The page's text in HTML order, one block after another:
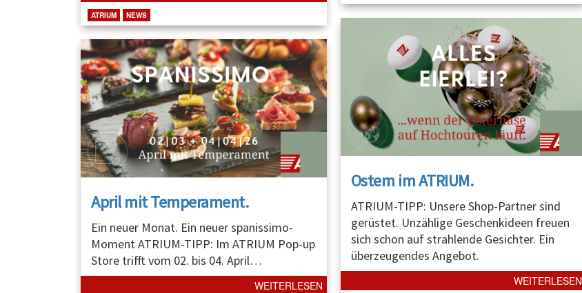
ATRIUM NEWS
Ostern im ATRIUM.
ATRIUM-TIPP: Unsere Shop-Partner sind
gerüstet. Unzählige Geschenkideen freuen
sich schon auf strahlende Gesichter. Ein
überzeugendes Angebot.
WEITERLESEN
April mit Temperament.
Ein neuer Monat. Ein neuer spanissimo-
Moment ATRIUM-TIPP: Im ATRIUM Pop-up
Store trifft vom 02. bis 04. April…
WEITERLESEN